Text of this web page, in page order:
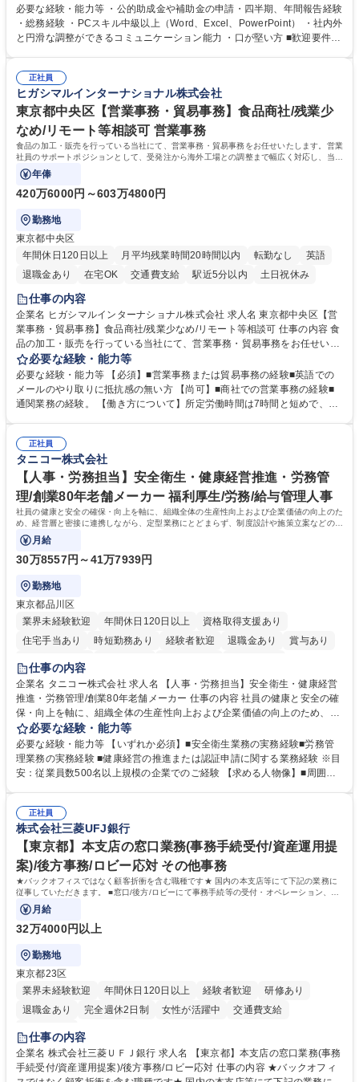
ジションとして活躍いただくことを期待しています。 【総務・人事グルー
プの業務内容】 ・人事制度関連 ・採用活動 ・教育研修の企画、実行 ・勤
怠管理 ・官公庁への各種提出 ・法定の会議運営（評議員会、理事会） ・
管理 ・福利厚生関連 ・職員からの問合せ、相談対応 ・その他日常の総務
業務全般 募集職種 【東京／文京区】公益財団法人の総務人事業務／年間
休日125日
必要な経験・能力等 ・公的助成金や補助金の申請・四半期、年間報告経験
・総務経験 ・PCスキル中級以上（Word、Excel、PowerPoint） ・社内外
と円滑な調整ができるコミュニケーション能力 ・口が堅い方 ■歓迎要件
正社員
ヒガシマルインターナショナル株式会社
東京都中央区【営業事務・貿易事務】食品商社/残業少
なめ/リモート等相談可 営業事務
食品の加工・販売を行っている当社にて、営業事務・貿易事務をお任せいたします。営業
社員のサポートポジションとして、受発注から海外工場との調整まで幅広く対応し、当社
事業の根幹を支えていただきます。
年俸
420万6000円～603万4800円
勤務地
東京都中央区
年間休日120日以上
月平均残業時間20時間以内 転勤なし
英語
退職金あり
在宅OK 交通費支給 駅近5分以内 土日祝休み
仕事の内容
企業名 ヒガシマルインターナショナル株式会社 求人名 東京都中央区【営
業事務・貿易事務】食品商社/残業少なめ/リモート等相談可 仕事の内容 食
品の加工・販売を行っている当社にて、営業事務・貿易事務をお任せいた
します。営業社員のサポートポジションとして、受発注から海外工場との
調整まで幅広く対応し、当社事業の根幹を支えていただきます。 ■受発注
業務、請求書発行 ■海外工場とのスケジュール調整 ■在庫管理 ■輸入書類
の確認・作成 ■配送手配 ■通関業者を通して行う輸出入業全般 ■倉庫との
ルプロデュースしているため、商品に関わる全ての業務をサポート頂きま
す。 募集職種 東京都中央区【営業事務・貿易事務】食品商社/残業少なめ/
リモート等相談可
必要な経験・能力等
必要な経験・能力等 【必須】■営業事務または貿易事務の経験■英語での
メールのやり取りに抵抗感の無い方 【尚可】■商社での営業事務の経験■
通関業務の経験。 【働き方について】所定労働時間は7時間と短めで、残
の強み】1991年の設立以来、外食産業を中心としたお客様の多様なニー
ズに沿った冷凍水産物等の生産・輸入・販売を一貫して手掛けています。
自社工場と海外拠点の強固な連携によるワンストップサービスが最大の強
みです。 学歴・資格 学歴：大学院 大学 語学力：英語 資格：
正社員
タニコー株式会社
【人事・労務担当】安全衛生・健康経営推進・労務管
理/創業80年老舗メーカー 福利厚生/労務/給与管理人事
社員の健康と安全の確保・向上を軸に、組織全体の生産性向上および企業価値の向上のた
め、経営層と密接に連携しながら、定型業務にとどまらず、制度設計や施策立案などの上
流工程から関与していただきます。
月給
30万8557円～41万7939円
勤務地
東京都品川区
業界未経験歓迎
年間休日120日以上
資格取得支援あり
住宅手当あり
時短勤務あり 経験者歓迎 退職金あり
賞与あり
完全週休2日制
寮・社宅あり
仕事の内容
企業名 タニコー株式会社 求人名 【人事・労務担当】安全衛生・健康経営
推進・労務管理/創業80年老舗メーカー 仕事の内容 社員の健康と安全の確
保・向上を軸に、組織全体の生産性向上および企業価値の向上のため、経
営層と密接に連携しながら、定型業務にとどまらず、制度設計や施策立案
などの上流工程から関与していただきます。 【主な業務内容】■安全衛生
業務（ストレスチェック、健康診断の運用、産業医との連携 など）■健康
経営認証取得に向けた企画・推進■労務管理（労働時間の分析、労働環境
を底上げすべく、ともにご活躍いただける方の増員募集となります。 募集
職種 【人事・労務担当】安全衛生・健康経営推進・労務管理/創業80年老
舗メーカー
必要な経験・能力等
必要な経験・能力等 【いずれか必須】■安全衛生業務の実務経験■労務管
理業務の実務経験 ■健康経営の推進または認証申請に関する業務経験 ※目
安：従業員数500名以上規模の企業でのご経験 【求める人物像】■周囲
部門と連携しながら業務を推進できる方■Excelや労務管理システムの実務
使用経験をお持ちの方 学歴・資格 学歴：大学院 大学 高専 短大 専修学校
高校 語学力： 資格：
正社員
株式会社三菱UFJ銀行
【東京都】本支店の窓口業務(事務手続受付/資産運用提
案)/後方事務/ロビー応対 その他事務
★バックオフィスではなく顧客折衝を含む職種です★ 国内の本支店等にて下記の業務に
従事していただきます。 ■窓口/後方/ロビーにて事務手続等の受付・オペレーション、お
客様対応
月給
32万4000円以上
勤務地
東京都23区
業界未経験歓迎
年間休日120日以上 経験者歓迎
研修あり
退職金あり
完全週休2日制 女性が活躍中
交通費支給
土日祝休み
仕事の内容
企業名 株式会社三菱ＵＦＪ銀行 求人名 【東京都】本支店の窓口業務(事務
手続受付/資産運用提案)/後方事務/ロビー応対 仕事の内容 ★バックオフィ